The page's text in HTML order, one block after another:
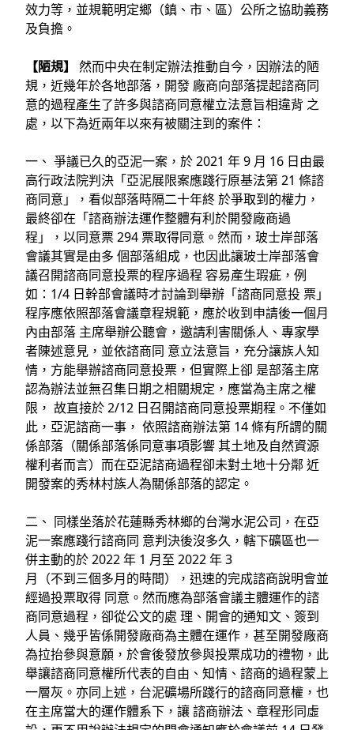
效⼒等，並規範明定鄉（鎮、市、區）公所之協助義務
及負擔。
【陋規】
然⽽中央在制定辦法推動⾃今，因辦法的陋
規，近幾年於各地部落，開發 廠商向部落提起諮商同
意的過程產⽣了許多與諮商同意權⽴法意旨相違背 之
處，以下為近兩年以來有被關注到的案件：
⼀、 爭議已久的亞泥⼀案，於 2021 年 9 ⽉ 16 ⽇由最
⾼⾏政法院判決「亞泥展限案應踐⾏原基法第 21 條諮
商同意」，看似部落時隔⼆⼗年終 於爭取到的權⼒，
最終卻在「諮商辦法運作整體有利於開發廠商過
程」，以同意票 294 票取得同意。然⽽，玻⼠岸部落
會議其實是由多 個部落組成，也因此讓玻⼠岸部落會
議召開諮商同意投票的程序過程 容易產⽣瑕疵，例
如：1/4 ⽇幹部會議時才討論到舉辦「諮商同意投 票」
程序應依照部落會議章程規範，應於收到申請後⼀個⽉
內由部落 主席舉辦公聽會，邀請利害關係⼈、專家學
者陳述意⾒，並依諮商同 意⽴法意旨，充分讓族⼈知
情，⽅能舉辦諮商同意投票，但實際上卻 是部落主席
認為辦法並無召集⽇期之相關規定，應當為主席之權
限， 故直接於 2/12 ⽇召開諮商同意投票期程。不僅如
此，亞泥諮商⼀事， 依照諮商辦法第 14 條有所謂的關
係部落（關係部落係同意事項影響 其⼟地及⾃然資源
權利者⽽⾔）⽽在亞泥諮商過程卻未對⼟地⼗分鄰 近
開發案的秀林村族⼈為關係部落的認定。
⼆、 同樣坐落於花蓮縣秀林鄉的台灣⽔泥公司，在亞
泥⼀案應踐⾏諮商同 意判決後沒多久，轄下礦區也⼀
併主動的於 2022 年 1 ⽉⾄ 2022 年 3
⽉（不到三個多⽉的時間），迅速的完成諮商說明會並
經過投票取得 同意。然⽽應為部落會議主體運作的諮
商同意過程，卻從公⽂的處 理、開會的通知⽂、簽到
⼈員、幾乎皆係開發廠商為主體在運作，甚⾄開發廠商
為拉抬參與意願，於會後發放參與投票成功的禮物，此
舉讓諮商同意權所代表的⾃由、知情、諮商的過程蒙上
⼀層灰。亦同上述，台泥礦場所踐⾏的諮商同意權，也
在主席當⼤的運作體系下，讓 諮商辦法、章程形同虛